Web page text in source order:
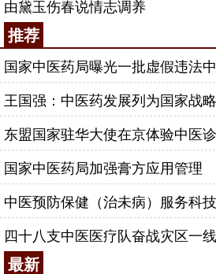
由黛玉伤春说情志调养
推荐
国家中医药局曝光一批虚假违法
王国强：中医药发展列为国家战
东盟国家驻华大使在京体验中医
国家中医药局加强膏方应用管理
四十八支中医医疗队奋战灾区一线
最新